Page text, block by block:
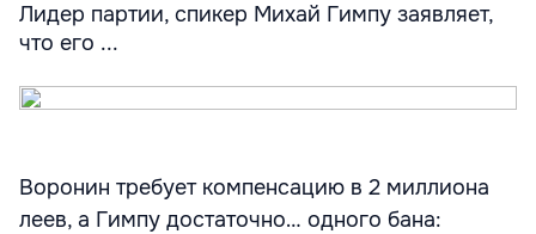
Лидер партии, спикер Михай Гимпу заявляет,
что его ...
Воронин требует компенсацию в 2 миллиона
леев, а Гимпу достаточно… одного бана: